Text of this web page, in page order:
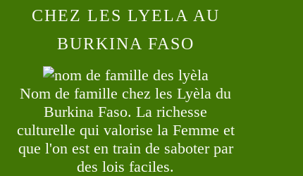
CHEZ LES LYELA AU
BURKINA FASO
Nom de famille chez les Lyèla du
Burkina Faso. La richesse
culturelle qui valorise la Femme et
que l'on est en train de saboter par
des lois faciles.